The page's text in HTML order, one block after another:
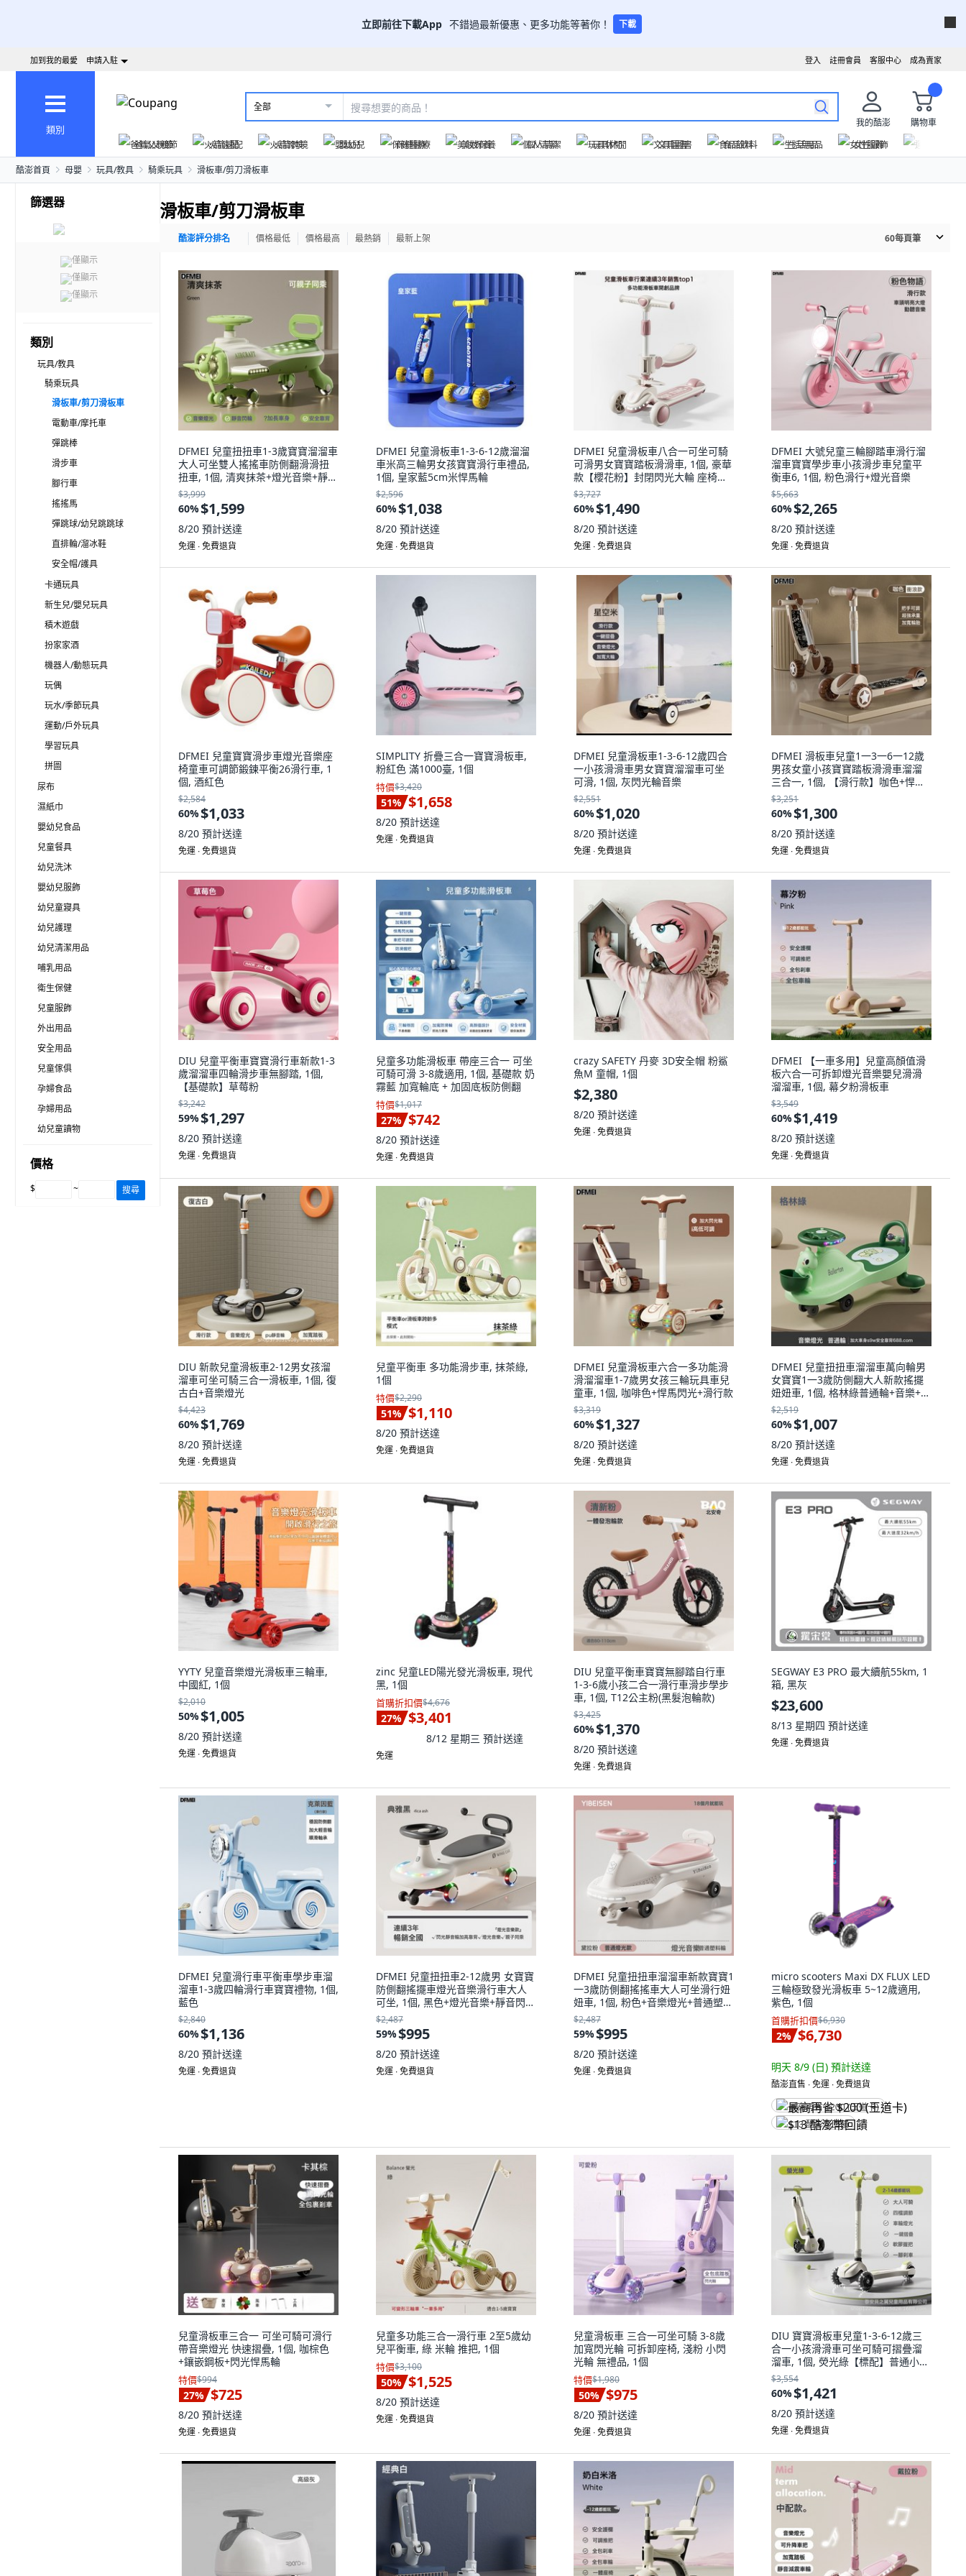
立即前往下載App 不錯過最新優惠、更多功能等著你！ 下載
成為賣家
客服中心
註冊會員
登入
加到我的最愛 申請入駐
類別
全部
我的酷澎
購物車
爸氣父親節
火箭速配 火箭跨境 嬰幼兒 保健醫療 美妝保養 個人清潔 玩具休閒 文具圖書 食品飲料 生活用品 女性服飾
酷澎首頁 母嬰 玩具/教具 騎乘玩具 滑板車/剪刀滑板車
篩選器
僅顯示
僅顯示
僅顯示
類別
玩具/教具
騎乘玩具
滑板車/剪刀滑板車
電動車/摩托車
彈跳棒
滑步車
腳行車
搖搖馬
彈跳球/幼兒跳跳球
直排輪/溜冰鞋
安全帽/護具
卡通玩具
新生兒/嬰兒玩具
積木遊戲
扮家家酒
機器人/動態玩具
玩偶
玩水/季節玩具
運動/戶外玩具
學習玩具
拼圖
尿布
濕紙巾
嬰幼兒食品
兒童餐具
幼兒洗沐
嬰幼兒服飾
幼兒童寢具
幼兒護理
幼兒清潔用品
哺乳用品
衛生保健
兒童服飾
外出用品
安全用品
兒童傢俱
孕婦食品
孕婦用品
幼兒童讀物
價格
$ ~ 搜尋
滑板車/剪刀滑板車
酷澎評分排名 價格最低 價格最高 最熱銷 最新上架 60每頁筆
DFMEI 兒童扭扭車1-3歲寶寶溜溜車
大人可坐雙人搖搖車防側翻滑滑扭
扭車, 1個, 清爽抹茶+燈光音樂+靜音
閃光輪
$3,999
60%$1,599
8/20 預計送達
免運 ∙ 免費退貨
DFMEI 兒童滑板車1-3-6-12歲溜溜
車米高三輪男女孩寶寶滑行車禮品,
1個, 皇家藍5cm米悍馬輪
$2,596
60%$1,038
8/20 預計送達
免運 ∙ 免費退貨
DFMEI 兒童滑板車八合一可坐可騎
可滑男女寶寶踏板滑滑車, 1個, 豪華
款【櫻花粉】封閉閃光大輪 座椅音
樂
$3,727
60%$1,490
8/20 預計送達
免運 ∙ 免費退貨
DFMEI 大號兒童三輪腳踏車滑行溜
溜車寶寶學步車小孩滑步車兒童平
衡車6, 1個, 粉色滑行+燈光音樂
$5,663
60%$2,265
8/20 預計送達
免運 ∙ 免費退貨
DFMEI 兒童寶寶滑步車燈光音樂座
椅童車可調節鍛鍊平衡26滑行車, 1
個, 酒紅色
$2,584
60%$1,033
8/20 預計送達
免運 ∙ 免費退貨
SIMPLITY 折疊三合一寶寶滑板車,
粉紅色 滿1000臺, 1個
特價$3,420
51% $1,658
8/20 預計送達
免運 ∙ 免費退貨
DFMEI 兒童滑板車1-3-6-12歲四合
一小孩滑滑車男女寶寶溜溜車可坐
可滑, 1個, 灰閃光輪音樂
$2,551
60%$1,020
8/20 預計送達
免運 ∙ 免費退貨
DFMEI 滑板車兒童1一3一6一12歲
男孩女童小孩寶寶踏板滑滑車溜溜
三合一, 1個, 【滑行款】咖色+悍馬
閃光輪
$3,251
60%$1,300
8/20 預計送達
免運 ∙ 免費退貨
DIU 兒童平衡車寶寶滑行車新款1-3
歲溜溜車四輪滑步車無腳踏, 1個,
【基礎款】草莓粉
$3,242
59%$1,297
8/20 預計送達
免運 ∙ 免費退貨
兒童多功能滑板車 帶座三合一 可坐
可騎可滑 3-8歲適用, 1個, 基礎款 奶
霧藍 加寬輪底 + 加固底板防側翻
特價$1,017
27% $742
8/20 預計送達
免運 ∙ 免費退貨
crazy SAFETY 丹麥 3D安全帽 粉鯊
魚M 童帽, 1個
$2,380
8/20 預計送達
免運 ∙ 免費退貨
DFMEI 【一車多用】兒童高顏值滑
板六合一可拆卸燈光音樂嬰兒滑滑
溜溜車, 1個, 幕夕粉滑板車
$3,549
60%$1,419
8/20 預計送達
免運 ∙ 免費退貨
DIU 新款兒童滑板車2-12男女孩溜
溜車可坐可騎三合一滑板車, 1個, 復
古白+音樂燈光
$4,423
60%$1,769
8/20 預計送達
免運 ∙ 免費退貨
兒童平衡車 多功能滑步車, 抹茶綠,
1個
特價$2,290
51% $1,110
8/20 預計送達
免運 ∙ 免費退貨
DFMEI 兒童滑板車六合一多功能滑
滑溜溜車1-7歲男女孩三輪玩具車兒
童車, 1個, 咖啡色+悍馬閃光+滑行款
$3,319
60%$1,327
8/20 預計送達
免運 ∙ 免費退貨
DFMEI 兒童扭扭車溜溜車萬向輪男
女寶寶1一3歲防側翻大人新款搖擺
妞妞車, 1個, 格林綠普通輪+音樂+禮
包
$2,519
60%$1,007
8/20 預計送達
免運 ∙ 免費退貨
YYTY 兒童音樂燈光滑板車三輪車,
中國紅, 1個
$2,010
50%$1,005
8/20 預計送達
免運 ∙ 免費退貨
zinc 兒童LED陽光發光滑板車, 現代
黑, 1個
首購折扣價$4,676
27% $3,401
8/12 星期三 預計送達
免運
DIU 兒童平衡車寶寶無腳踏自行車
1-3-6歲小孩二合一滑行車滑步學步
車, 1個, T12公主粉(黑髮泡輪款)
$3,425
60%$1,370
8/20 預計送達
免運 ∙ 免費退貨
SEGWAY E3 PRO 最大續航55km, 1
箱, 黑灰
$23,600
8/13 星期四 預計送達
免運 ∙ 免費退貨
DFMEI 兒童滑行車平衡車學步車溜
溜車1-3歲四輪滑行車寶寶禮物, 1個,
藍色
$2,840
60%$1,136
8/20 預計送達
免運 ∙ 免費退貨
DFMEI 兒童扭扭車2-12歲男 女寶寶
防側翻搖擺車燈光音樂滑行車大人
可坐, 1個, 黑色+燈光音樂+靜音閃光
輪
$2,487
59%$995
8/20 預計送達
免運 ∙ 免費退貨
DFMEI 兒童扭扭車溜溜車新款寶寶1
一3歲防側翻搖搖車大人可坐滑行妞
妞車, 1個, 粉色+音樂燈光+普通塑料
輪
$2,487
59%$995
8/20 預計送達
免運 ∙ 免費退貨
micro scooters Maxi DX FLUX LED
三輪極致發光滑板車 5~12歲適用,
紫色, 1個
首購折扣價$6,930
2% $6,730
明天 8/9 (日) 預計送達
酷澎直售 ∙ 免運 ∙ 免費退貨
最高再省 $200 (王道卡)
$13 酷澎幣回饋
兒童滑板車三合一 可坐可騎可滑行
帶音樂燈光 快速摺疊, 1個, 咖棕色
+鑲嵌鋼板+閃光悍馬輪
特價$994
27% $725
8/20 預計送達
免運 ∙ 免費退貨
兒童多功能三合一滑行車 2至5歲幼
兒平衡車, 綠 米輪 推把, 1個
特價$3,100
50% $1,525
8/20 預計送達
免運 ∙ 免費退貨
兒童滑板車 三合一可坐可騎 3-8歲
加寬閃光輪 可拆卸座椅, 淺粉 小閃
光輪 無禮品, 1個
特價$1,980
50% $975
8/20 預計送達
免運 ∙ 免費退貨
DIU 寶寶滑板車兒童1-3-6-12歲三
合一小孩滑滑車可坐可騎可摺疊溜
溜車, 1個, 熒光綠【標配】普通小輪
+快速摺疊
$3,554
60%$1,421
8/20 預計送達
免運 ∙ 免費退貨